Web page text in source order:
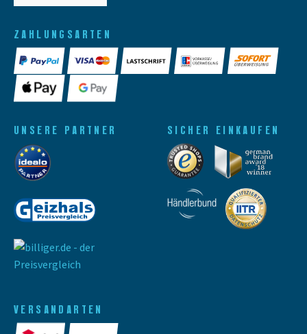
ZAHLUNGSARTEN
VERSANDARTEN
UNSERE PARTNER SICHER EINKAUFEN